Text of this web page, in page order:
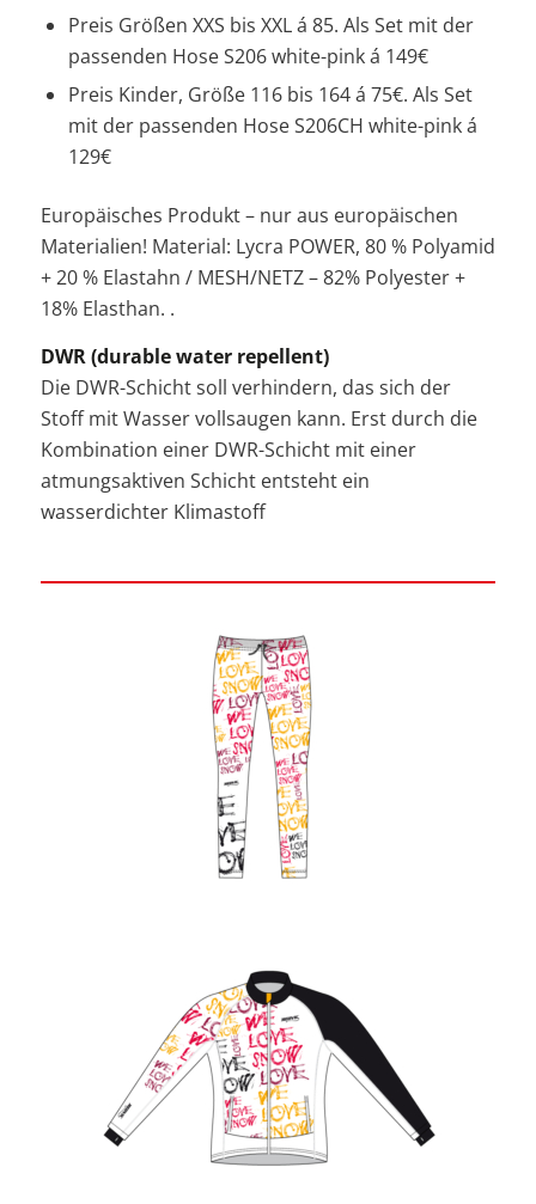
Preis Größen XXS bis XXL á 85. Als Set mit der
passenden Hose S206 white-pink á 149€
Preis Kinder, Größe 116 bis 164 á 75€. Als Set
mit der passenden Hose S206CH white-pink á
129€
Europäisches Produkt – nur aus europäischen
Materialien! Material: Lycra POWER, 80 % Polyamid
+ 20 % Elastahn / MESH/NETZ – 82% Polyester +
18% Elasthan. .
DWR (durable water repellent)
Die DWR-Schicht soll verhindern, das sich der
Stoff mit Wasser vollsaugen kann. Erst durch die
Kombination einer DWR-Schicht mit einer
atmungsaktiven Schicht entsteht ein
wasserdichter Klimastoff